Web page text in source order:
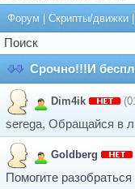
Форум Скрипты/движки
Поиск
Срочно!!!И
Dim4ik
serega, Обращайся в
Goldberg
Помогите